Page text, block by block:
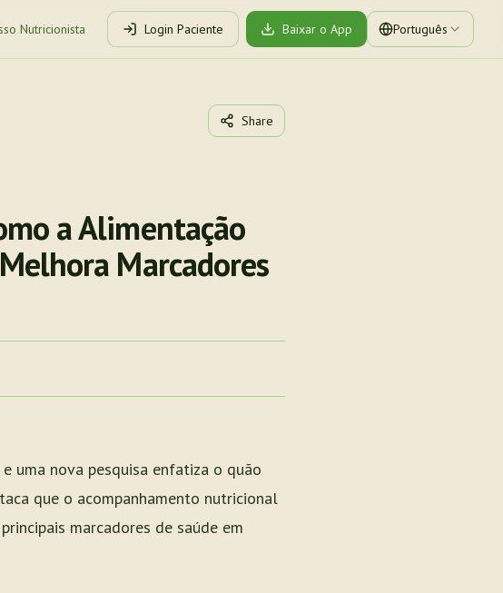
Nutricionista Login Paciente Baixar o App Português
Share
a Alimentação
Marcadores
uma nova pesquisa enfatiza o quão
que o acompanhamento nutricional
marcadores de saúde em